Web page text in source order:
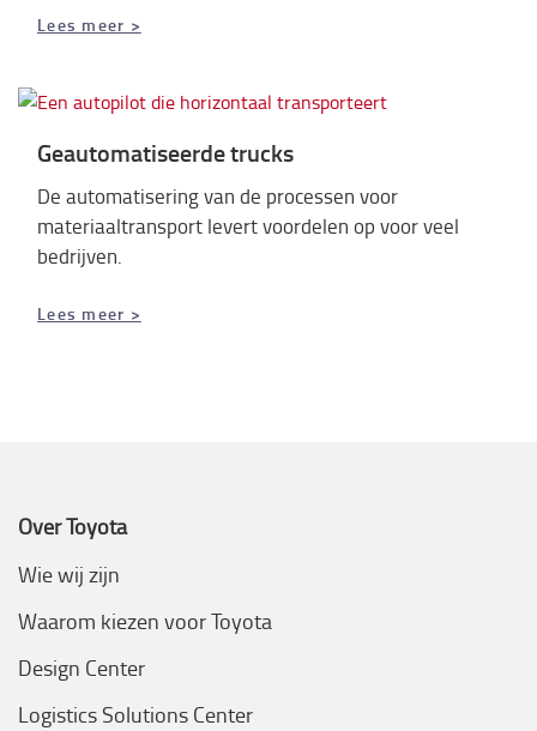
Lees meer >
Geautomatiseerde trucks
De automatisering van de processen voor
materiaaltransport levert voordelen op voor veel
bedrijven.
Lees meer >
Over Toyota
Wie wij zijn
Waarom kiezen voor Toyota
Design Center
Logistics Solutions Center